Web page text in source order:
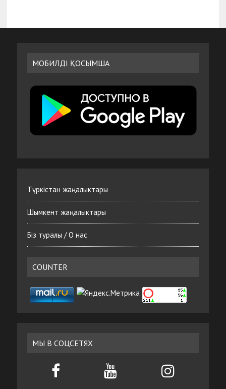
МОБИЛДІ ҚОСЫМША
Түркістан жаңалыктары
Шымкент жаңалыктары
Біз туралы / О нас
COUNTER
МЫ В СОЦСЕТЯХ